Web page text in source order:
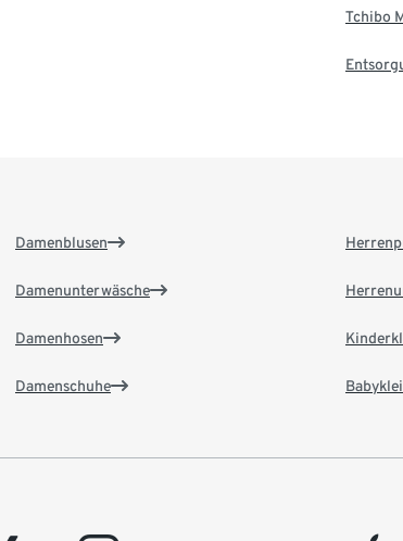
Tchibo
Damenblusen
Damenunterwäsche
Damenhosen
Damenschuhe